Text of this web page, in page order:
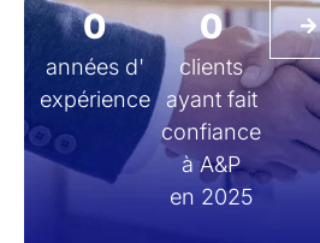
années d'
expérience
0
clients
ayant fait
confiance
à A&P
en 2025
0